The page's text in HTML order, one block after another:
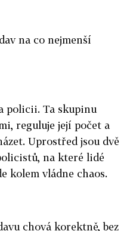
na co nejmenší
policii. Ta skupinu
reguluje její počet a
Uprostřed jsou dvě
na které lidé
kolem vládne chaos.
chová korektně, bez